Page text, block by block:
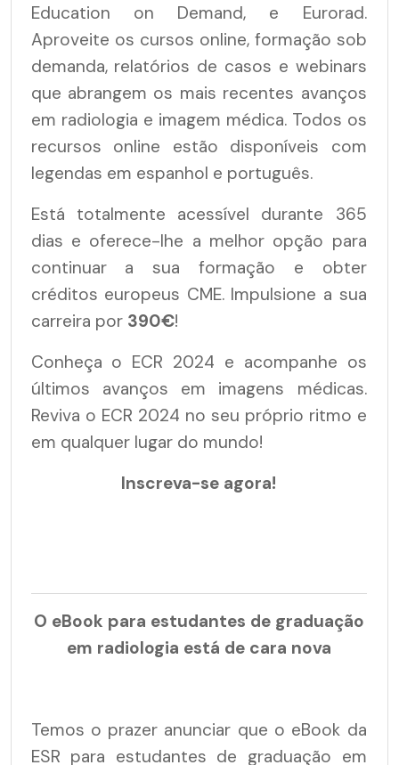
Education on Demand, e Eurorad.
Aproveite os cursos online, formação sob
demanda, relatórios de casos e webinars
que abrangem os mais recentes avanços
em radiologia e imagem médica. Todos os
recursos online estão disponíveis com
legendas em espanhol e português.
Está totalmente acessível durante 365
dias e oferece-lhe a melhor opção para
continuar a sua formação e obter
créditos europeus CME. Impulsione a sua
carreira por 390€!
Conheça o ECR 2024 e acompanhe os
últimos avanços em imagens médicas.
Reviva o ECR 2024 no seu próprio ritmo e
em qualquer lugar do mundo!
Inscreva-se agora!
O eBook para estudantes de graduação
em radiologia está de cara nova
Temos o prazer anunciar que o eBook da
ESR para estudantes de graduação em